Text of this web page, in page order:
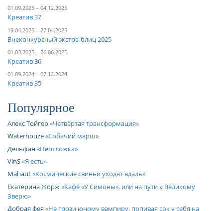
01.09.2025 – 04.12.2025
Креатив 37
19.04.2025 – 27.04.2025
Внеконкурсный экстра-блиц 2025
01.03.2025 – 26.06.2025
Креатив 36
01.09.2024 – 07.12.2024
Креатив 35
Популярное
Алекс Тойгер Четвёртая трансформация
Waterhouze Собачий марш
Дельфин Неотложка
VinS Я есть
Mahaut Космические свиньи уходят вдаль
Екатерина Жорж Кафе «У Симоны», или на пути к Великому
Зверю
Добрая фея
Не грози юному вампиру, попивая сок у себя на